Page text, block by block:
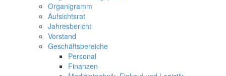
Organigramm
Aufsichtsrat
Jahresbericht
Vorstand
Geschäftsbereiche
Personal
Finanzen